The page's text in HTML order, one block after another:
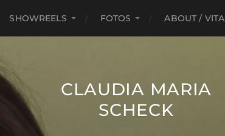
SHOWREELS FOTOS ABOUT / VITA
CLAUDIA MARIA
SCHECK